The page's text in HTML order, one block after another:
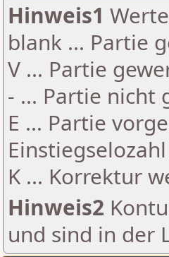
Hinweis1
blank ... Partie
V ... Partie
- ... Partie nicht
E ... Partie
K ... Korrektur
Hinweis2
und sind in der